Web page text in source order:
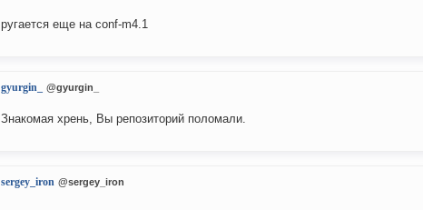
ругается еще на conf-m4.1
gyurgin_ @gyurgin_
Знакомая хрень, Вы репозиторий поломали.
sergey_iron @sergey_iron